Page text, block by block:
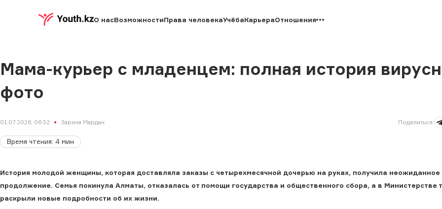
О насВозможностиПрава человекаУчёбаКарьераОтношения
Мама-курьер с младенцем: полная история
фото
01.07.2026, 06:32 Зарина Мардан Поделиться:
Время чтения: 4 мин
История молодой женщины, которая доставляла заказы с четырехмесячной дочерью на руках, получила неожиданное
продолжение. Семья покинула Алматы, отказалась от помощи государства и общественного сбора, а в Министерстве
раскрыли новые подробности об их жизни.